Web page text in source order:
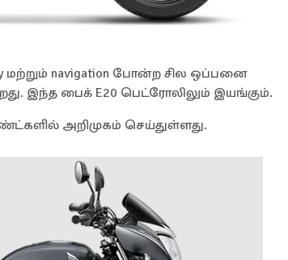
மற்றும் navigation போன்ற சில ஒப்பனை
இந்த பைக் E20 பெட்ரோலிலும் இயங்கும்.
அறிமுகம் செய்துள்ளது.